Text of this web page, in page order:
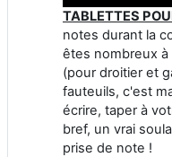
TABLETTES
notes durant la
êtes nombreux à
(pour droitier et
fauteuils, c'est
écrire, taper à
bref, un vrai
prise de note !